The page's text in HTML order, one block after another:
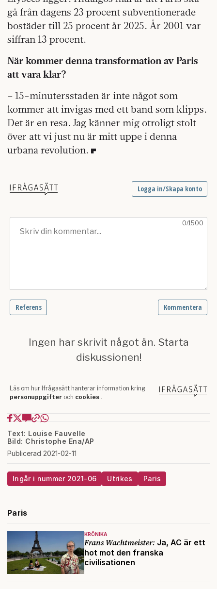
gå från dagens 23 procent subventionerade
bostäder till 25 procent år 2025. År 2001 var
siffran 13 procent.
När kommer denna transformation av Paris
att vara klar?
– 15-minutersstaden är inte något som
kommer att invigas med ett band som klipps.
Det är en resa. Jag känner mig otroligt stolt
över att vi just nu är mitt uppe i denna
urbana revolution.
Text: Louise Fauvelle
Bild: Christophe Ena/AP
Publicerad 2021-02-11
Ingår i nummer 2021-06 Utrikes Paris
Paris
KRÖNIKA
Frans Wachtmeister: Ja, AC är ett
hot mot den franska
civilisationen